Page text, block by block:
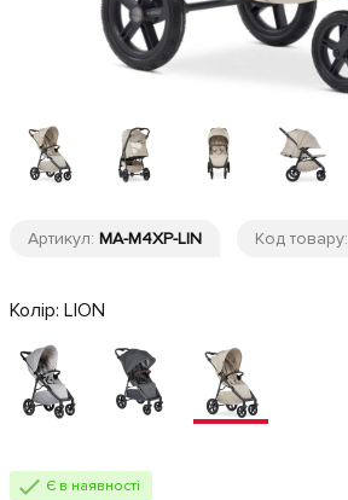
Артикул: MA-M4XP-LIN Код товару:
Колір: LION
Є в наявності